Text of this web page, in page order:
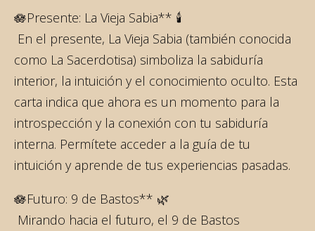
🪷Presente: La Vieja Sabia** 🕯️
En el presente, La Vieja Sabia (también conocida
como La Sacerdotisa) simboliza la sabiduría
interior, la intuición y el conocimiento oculto. Esta
carta indica que ahora es un momento para la
introspección y la conexión con tu sabiduría
interna. Permítete acceder a la guía de tu
intuición y aprende de tus experiencias pasadas.
🪷Futuro: 9 de Bastos** 🌿
Mirando hacia el futuro, el 9 de Bastos